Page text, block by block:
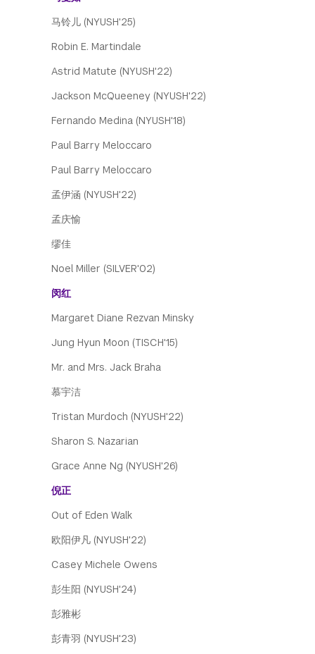
马铃儿 (NYUSH'25)
Robin E. Martindale
Astrid Matute (NYUSH'22)
Jackson McQueeney (NYUSH'22)
Fernando Medina (NYUSH'18)
Paul Barry Meloccaro
Paul Barry Meloccaro
孟伊涵 (NYUSH'22)
孟庆愉
缪佳
Noel Miller (SILVER'02)
闵红
Margaret Diane Rezvan Minsky
Jung Hyun Moon (TISCH'15)
Mr. and Mrs. Jack Braha
慕宇洁
Tristan Murdoch (NYUSH'22)
Sharon S. Nazarian
Grace Anne Ng (NYUSH'26)
倪正
Out of Eden Walk
欧阳伊凡 (NYUSH'22)
Casey Michele Owens
彭生阳 (NYUSH'24)
彭雅彬
彭青羽 (NYUSH'23)